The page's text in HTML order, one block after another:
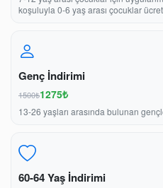
koşuluyla 0-6 yaş arası çocuklar
Genç İndirimi
1500₺1275₺
13-26 yaşları arasında bulunan
60-64 Yaş İndirimi